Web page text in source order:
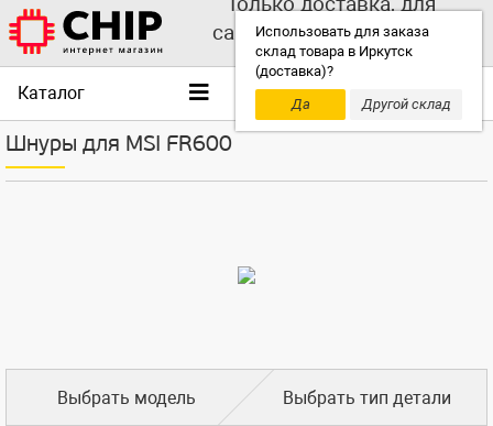
Использовать для заказа
склад товара в Иркутск
(доставка)?
Да
Другой склад
самовывоза выбирайте
другой склад!
Каталог
Шнуры для MSI FR600
Выбрать модель Выбрать тип детали